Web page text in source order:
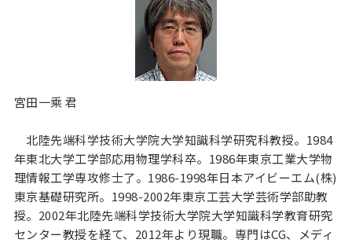
宮田一乘 君
北陸先端科学技術大学院大学知識科学研究科教授。1984
年東北大学工学部応用物理学科卒。1986年東京工業大学物
理情報工学専攻修士了。1986-1998年日本アイビーエム(株)
東京基礎研究所。1998-2002年東京工芸大学芸術学部助教
授。2002年北陸先端科学技術大学院大学知識科学教育研究
センター教授を経て、2012年より現職。専門はCG、メディ